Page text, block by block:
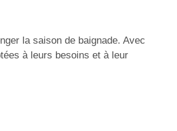
la saison de baignade. Avec
à leurs besoins et à leur